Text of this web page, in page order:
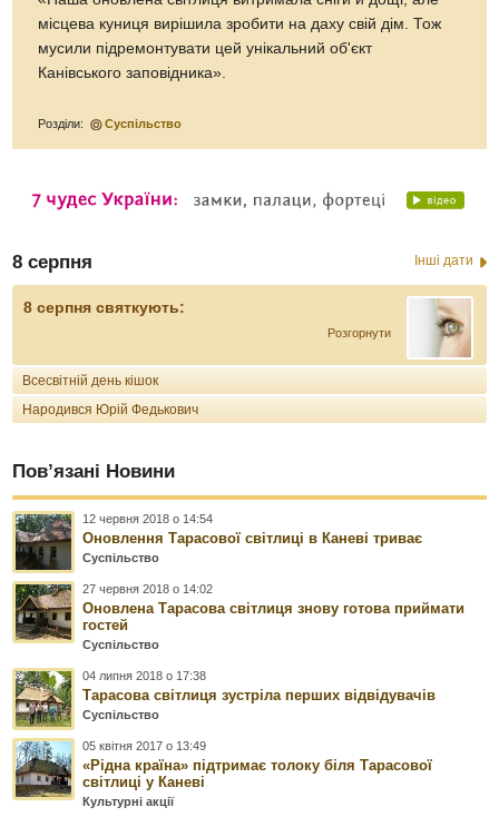
місцева куниця вирішила зробити на даху свій дім. Тож
мусили підремонтувати цей унікальний об'єкт
Канівського заповідника».
Розділи: Суспільство
8 серпня Інші дати
8 серпня святкують:
Розгорнути
Всесвітній день кішок
Народився Юрій Федькович
Пов’язані Новини
12 червня 2018 о 14:54
Оновлення Тарасової світлиці в Каневі триває
Суспільство
27 червня 2018 о 14:02
Оновлена Тарасова світлиця знову готова приймати
гостей
Суспільство
04 липня 2018 о 17:38
Тарасова світлиця зустріла перших відвідувачів
Суспільство
05 квітня 2017 о 13:49
«Рідна країна» підтримає толоку біля Тарасової
світлиці у Каневі
Культурні акції